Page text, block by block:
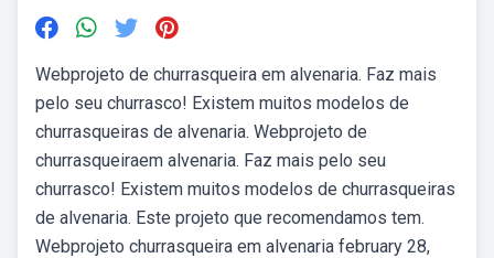
Webprojeto de churrasqueira em alvenaria. Faz mais
pelo seu churrasco! Existem muitos modelos de
churrasqueiras de alvenaria. Webprojeto de
churrasqueiraem alvenaria. Faz mais pelo seu
churrasco! Existem muitos modelos de churrasqueiras
de alvenaria. Este projeto que recomendamos tem.
Webprojeto churrasqueira em alvenaria february 28,